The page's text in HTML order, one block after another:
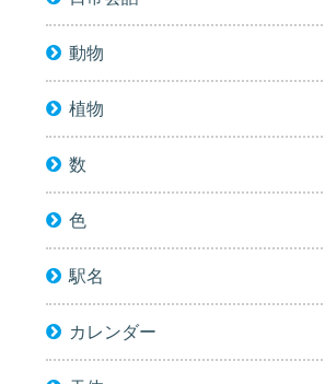
動物
植物
数
色
駅名
カレンダー